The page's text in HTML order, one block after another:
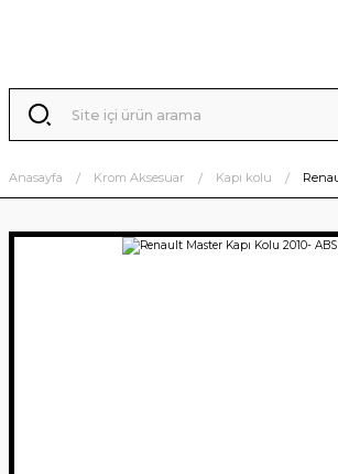
Anasayfa Krom Aksesuar Kapı kolu